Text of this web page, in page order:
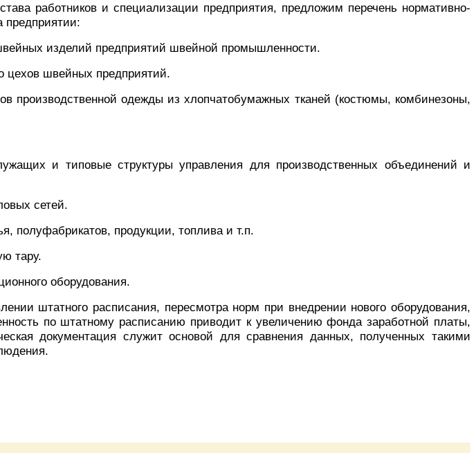
работников и специализации предприятия, предложим перечень нормативно-
предприятии:
изделий предприятий швейной промышленности.
цехов швейных предприятий.
одежды из хлопчатобумажных тканей (костюмы, комбинезоны,
и типовые структуры управления для производственных объединений и
сетей.
полуфабрикатов, продукции, топлива и т.п.
тару.
оборудования.
штатного расписания, пересмотра норм при внедрении нового оборудования,
по штатному расписанию приводит к увеличению фонда заработной платы,
документация служит основой для сравнения данных, полученных такими